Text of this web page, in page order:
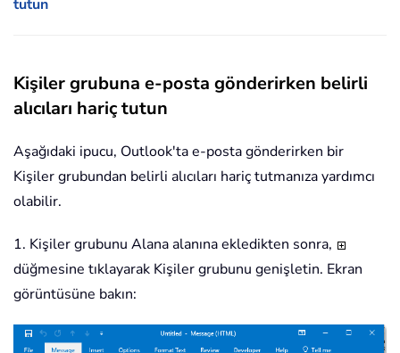
tutun
Kişiler grubuna e-posta gönderirken belirli
alıcıları hariç tutun
Aşağıdaki ipucu, Outlook'ta e-posta gönderirken bir
Kişiler grubundan belirli alıcıları hariç tutmanıza yardımcı
olabilir.
1. Kişiler grubunu Alana alanına ekledikten sonra,
düğmesine tıklayarak Kişiler grubunu genişletin. Ekran
görüntüsüne bakın: